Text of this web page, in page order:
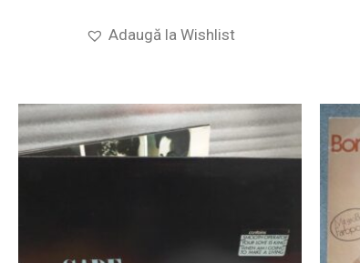
Adaugă la Wishlist